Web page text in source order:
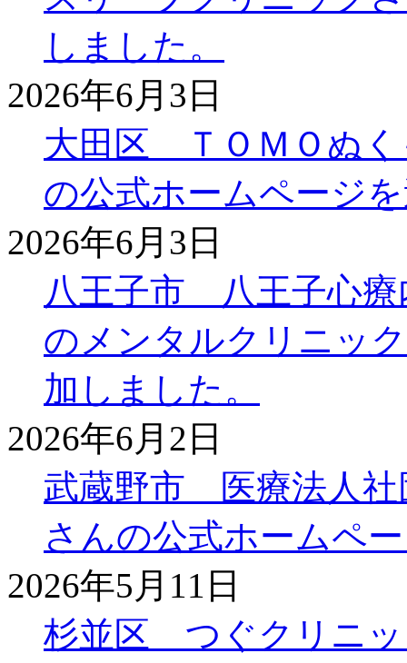
しました。
2026年6月3日
大田区 ＴＯＭＯぬく
の公式ホームページ
2026年6月3日
八王子市 八王子心療
のメンタルクリニッ
加しました。
2026年6月2日
武蔵野市 医療法人
さんの公式ホームペ
2026年5月11日
杉並区 つぐクリニッ